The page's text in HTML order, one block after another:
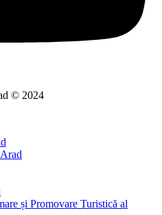
© 2024
și Promovare Turistică al